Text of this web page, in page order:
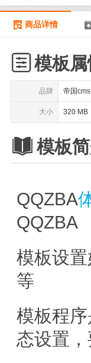
 商品详情
模板
品牌 帝国cms
大小 320 MB
 模板
QQZBA
QQZBA
模板设
等
模板程
态设置